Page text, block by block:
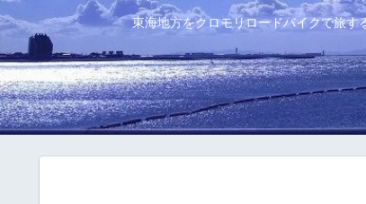
東海地方をクロモリロードバイクで旅す